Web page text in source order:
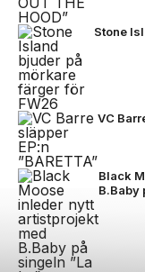
Stone
VC
Black
B.Baby